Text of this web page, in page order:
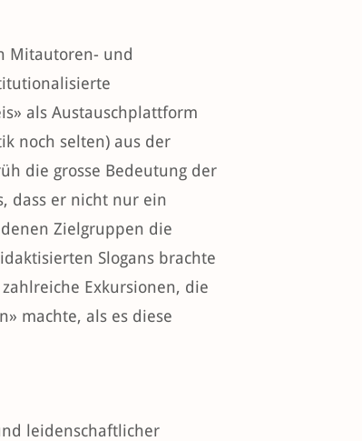
Mitautoren- und
als Austauschplattform
noch selten) aus der
die grosse Bedeutung der
dass er nicht nur ein
Zielgruppen die
Slogans brachte
Exkursionen, die
machte, als es diese
leidenschaftlicher